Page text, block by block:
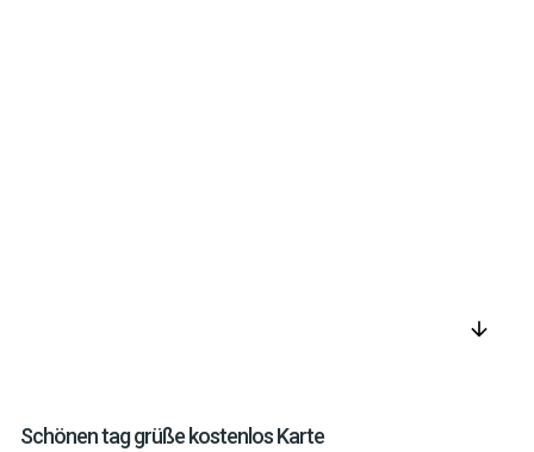
arrow_downward
Schönen tag grüße kostenlos Karte